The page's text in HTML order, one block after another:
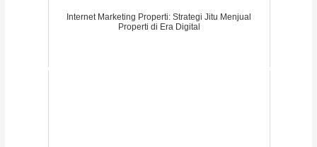
Internet Marketing Properti: Strategi Jitu Menjual
Properti di Era Digital